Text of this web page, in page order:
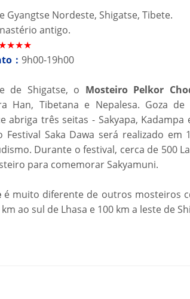
Gyangtse Nordeste, Shigatse, Tibete.
antigo.
： 9h00-19h00
de Shigatse, o Mosteiro Pelkor
Han, Tibetana e Nepalesa. Goza
três seitas - Sakyapa, Kadampa
Saka Dawa será realizado
Durante o festival, cerca de 500
para comemorar Sakyamuni.
é muito diferente de outros mosteiros
ao sul de Lhasa e 100 km a leste de